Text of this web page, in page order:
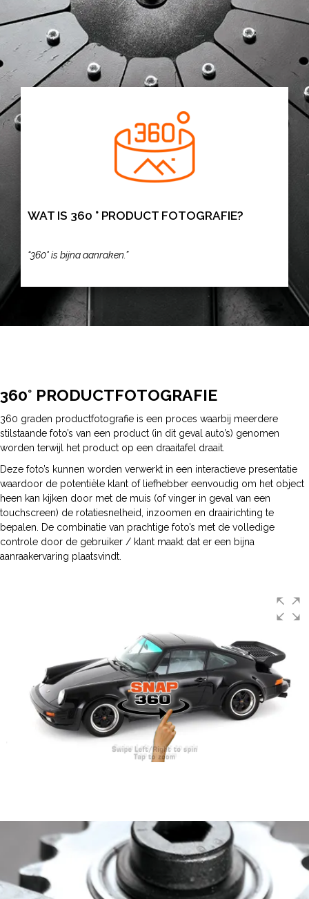
WAT IS 360 ° PRODUCT FOTOGRAFIE?
“360° is bijna aanraken.”
360° PRODUCTFOTOGRAFIE
360 graden productfotografie is een proces waarbij meerdere
stilstaande foto’s van een product (in dit geval auto’s) genomen
worden terwijl het product op een draaitafel draait.
Deze foto’s kunnen worden verwerkt in een interactieve presentatie
waardoor de potentiële klant of liefhebber eenvoudig om het object
heen kan kijken door met de muis (of vinger in geval van een
touchscreen) de rotatiesnelheid, inzoomen en draairichting te
bepalen. De combinatie van prachtige foto’s met de volledige
controle door de gebruiker / klant maakt dat er een bijna
aanraakervaring plaatsvindt.